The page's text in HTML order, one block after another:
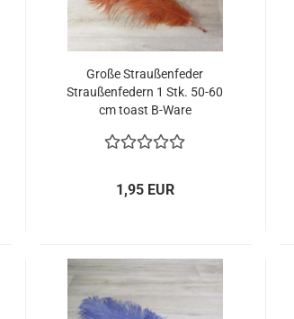
Große Straußenfeder
Straußenfedern 1 Stk. 50-60
cm toast B-Ware
1,95 EUR